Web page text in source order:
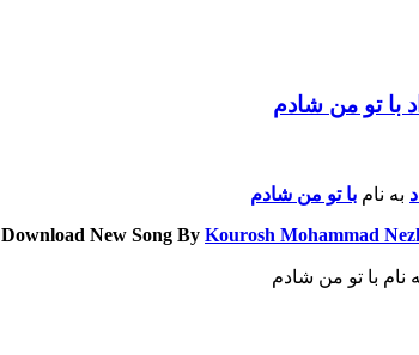
با تو من شادم
به نام با تو من شادم
Download New Song By Kourosh Mohammad